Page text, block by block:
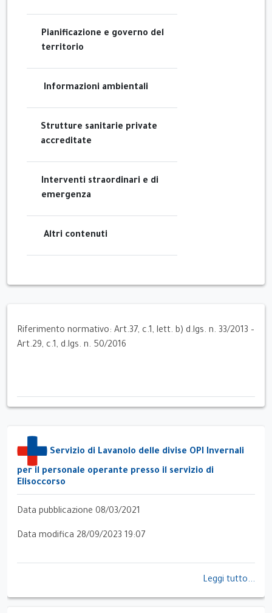
Pianificazione e governo del
territorio
Informazioni ambientali
Strutture sanitarie private
accreditate
Interventi straordinari e di
emergenza
Altri contenuti
Riferimento normativo: Art.37, c.1, lett. b) d.lgs. n. 33/2013 –
Art.29, c.1, d.lgs. n. 50/2016
Servizio di Lavanolo delle divise OPI Invernali
per il personale operante presso il servizio di
Elisoccorso
Data pubblicazione 08/03/2021
Data modifica 28/09/2023 19:07
Leggi tutto...